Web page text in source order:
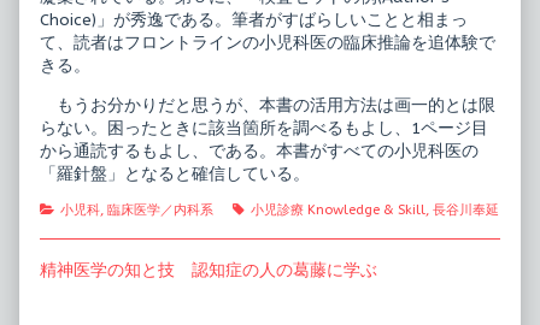
Choice)」が秀逸である。筆者がすばらしいことと相まっ
て、読者はフロントラインの小児科医の臨床推論を追体験で
きる。
もうお分かりだと思うが、本書の活用方法は画一的とは限
らない。困ったときに該当箇所を調べるもよし、1ページ目
から通読するもよし、である。本書がすべての小児科医の
「羅針盤」となると確信している。
Categories
小児科, 臨床医学／内科系 Tags
小児診療 Knowledge & Skill, 長谷川奉延
投
Previous
精神医学の知と技 認知症の人の葛藤に学ぶ